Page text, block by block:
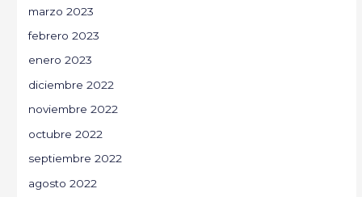
marzo 2023
febrero 2023
enero 2023
diciembre 2022
noviembre 2022
octubre 2022
septiembre 2022
agosto 2022